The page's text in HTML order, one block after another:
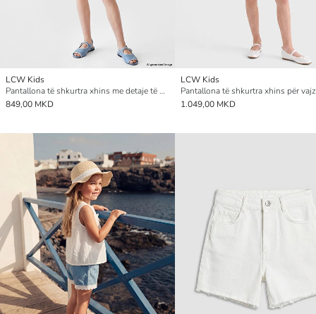
LCW Kids
Pantallona të shkurtra xhins me detaje të grisura për vajza
849,00 MKD
LCW Kids
1.049,00 MKD